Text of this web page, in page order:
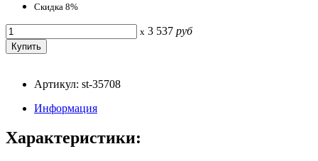
Скидка 8%
x 3 537 руб
Артикул: st-35708
Информация
Характеристики: